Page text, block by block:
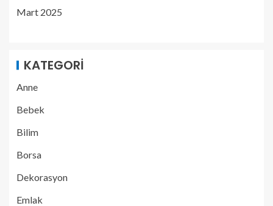
Mart 2025
KATEGORI
Anne
Bebek
Bilim
Borsa
Dekorasyon
Emlak